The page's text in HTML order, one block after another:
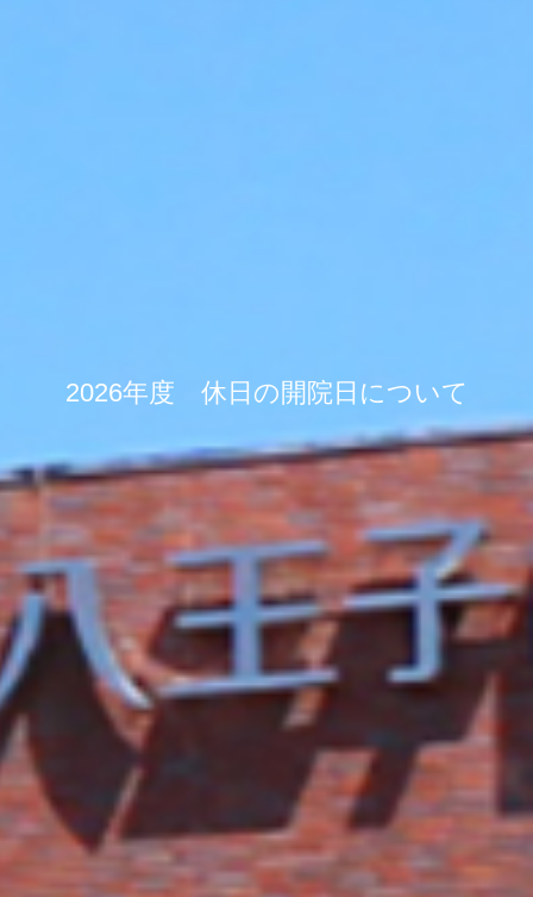
2026年度 休日の開院日について